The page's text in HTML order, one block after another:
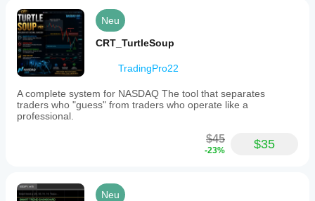
Neu
CRT_TurtleSoup
TradingPro22
A complete system for NASDAQ The tool that separates
traders who "guess" from traders who operate like a
professional.
$45
-23% $35
Neu